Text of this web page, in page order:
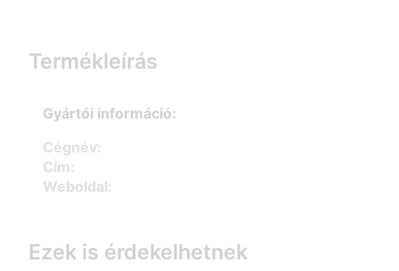
Termékleírás
Gyártói információ:
Cégnév:
Cím:
Weboldal:
Ezek is érdekelhetnek